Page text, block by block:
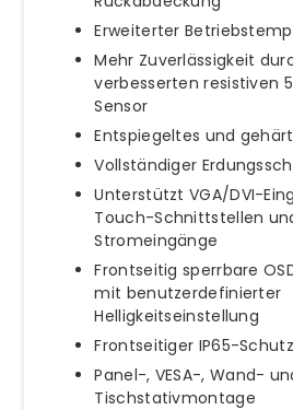
Erweiterter
Mehr Zuverlässigkeit
verbesserten resistiven
Sensor
Entspiegeltes und
Vollständiger
Unterstützt VGA/DVI-
Touch-Schnittstellen
Stromeingänge
Frontseitig sperrbare
mit benutzerdefinierter
Helligkeitseinstellung
Frontseitiger IP65-Schutz
Panel-, VESA-, Wand-
Tischstativmontage